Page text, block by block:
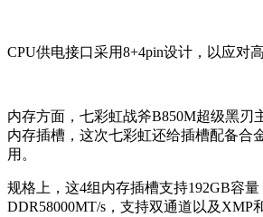
CPU供电接口采用8+4pin设计，以应对
内存方面，七彩虹战斧B850M超级黑刃
内存插槽，这次七彩虹还给插槽配备合
用。
规格上，这4组内存插槽支持192GB容量
DDR58000MT/s，支持双通道以及XMP